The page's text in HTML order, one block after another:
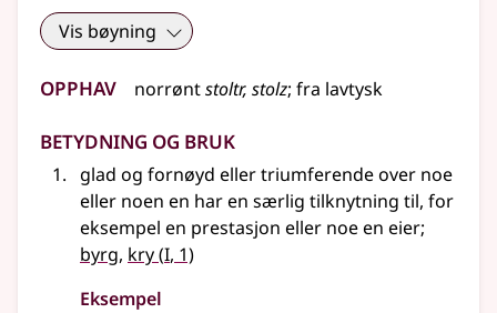
Vis bøyning
Opphav norrøntstoltr, stolz; fra lavtysk
Betydning og bruk
glad og fornøyd eller triumferende over noe
eller noen en har en særlig tilknytning til, for
eksempel en prestasjon eller noe en eier;
byrg, kry(1
I, 1)
Eksempel